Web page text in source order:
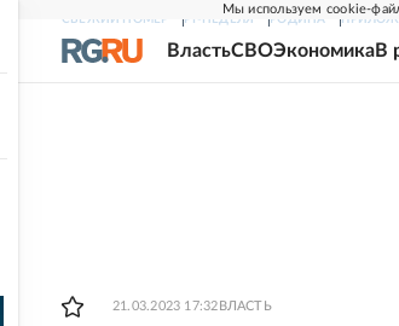
Мы используем cookie-
СВЕЖИЙ НОМЕР РГ-НЕДЕЛЯ РОДИНА
ВластьСВОЭкономикаВ
21.03.2023 17:32 ВЛАСТЬ